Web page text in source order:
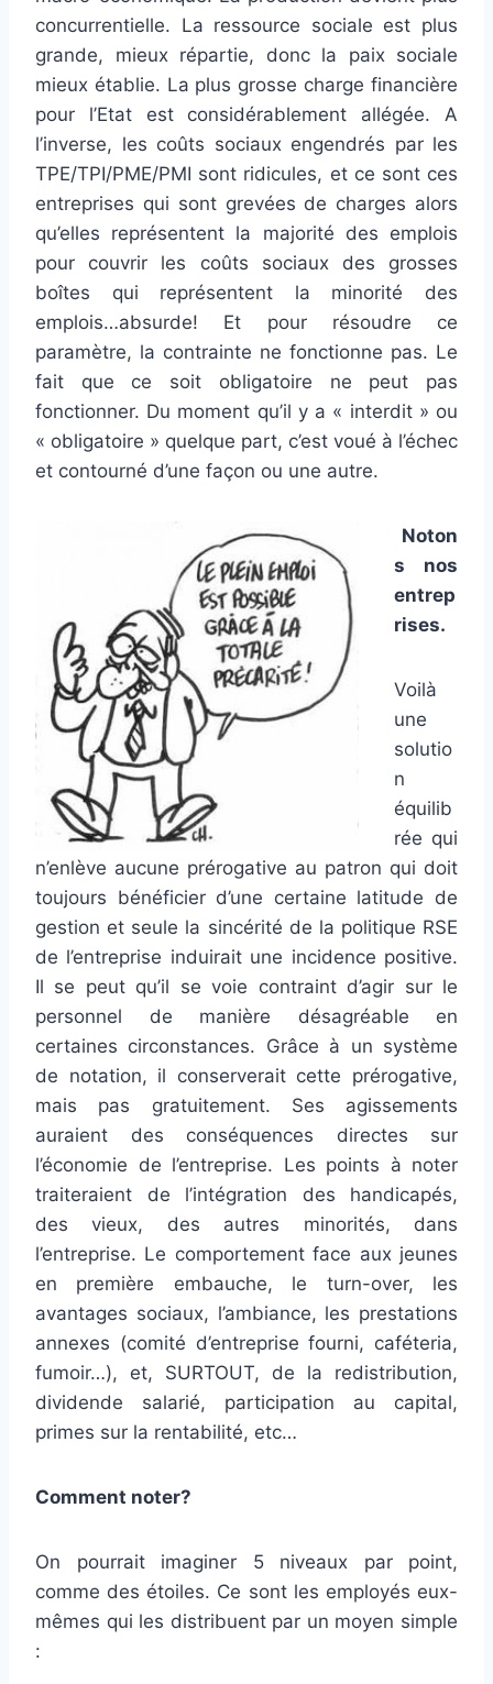
concurrentielle. La ressource sociale est plus
grande, mieux répartie, donc la paix sociale
mieux établie. La plus grosse charge financière
pour l’Etat est considérablement allégée. A
l’inverse, les coûts sociaux engendrés par les
TPE/TPI/PME/PMI sont ridicules, et ce sont ces
entreprises qui sont grevées de charges alors
qu’elles représentent la majorité des emplois
pour couvrir les coûts sociaux des grosses
boîtes qui représentent la minorité des
emplois…absurde! Et pour résoudre ce
paramètre, la contrainte ne fonctionne pas. Le
fait que ce soit obligatoire ne peut pas
fonctionner. Du moment qu’il y a « interdit » ou
« obligatoire » quelque part, c’est voué à l’échec
et contourné d’une façon ou une autre.
Noton
s nos
entrep
rises.
Voilà
une
solutio
n
équilib
rée qui
n’enlève aucune prérogative au patron qui doit
toujours bénéficier d’une certaine latitude de
gestion et seule la sincérité de la politique RSE
de l’entreprise induirait une incidence positive.
Il se peut qu’il se voie contraint d’agir sur le
personnel de manière désagréable en
certaines circonstances. Grâce à un système
de notation, il conserverait cette prérogative,
mais pas gratuitement. Ses agissements
auraient des conséquences directes sur
l’économie de l’entreprise. Les points à noter
traiteraient de l’intégration des handicapés,
des vieux, des autres minorités, dans
l’entreprise. Le comportement face aux jeunes
en première embauche, le turn-over, les
avantages sociaux, l’ambiance, les prestations
annexes (comité d’entreprise fourni, caféteria,
fumoir…), et, SURTOUT, de la redistribution,
dividende salarié, participation au capital,
primes sur la rentabilité, etc…
Comment noter?
On pourrait imaginer 5 niveaux par point,
comme des étoiles. Ce sont les employés eux-
mêmes qui les distribuent par un moyen simple
: